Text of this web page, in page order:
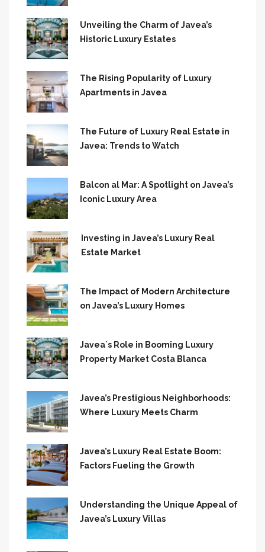
Unveiling the Charm of Javea’s
Historic Luxury Estates
The Rising Popularity of Luxury
Apartments in Javea
The Future of Luxury Real Estate in
Javea: Trends to Watch
Balcon al Mar: A Spotlight on Javea’s
Iconic Luxury Area
Investing in Javea’s Luxury Real
Estate Market
The Impact of Modern Architecture
on Javea’s Luxury Homes
Javea`s Role in Booming Luxury
Property Market Costa Blanca
Javea’s Prestigious Neighborhoods:
Where Luxury Meets Charm
Javea’s Luxury Real Estate Boom:
Factors Fueling the Growth
Understanding the Unique Appeal of
Javea’s Luxury Villas